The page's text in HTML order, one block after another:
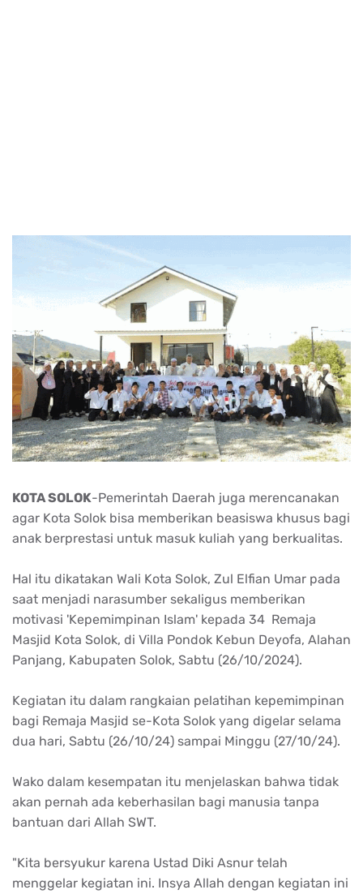
KOTA SOLOK-Pemerintah Daerah juga merencanakan
agar Kota Solok bisa memberikan beasiswa khusus bagi
anak berprestasi untuk masuk kuliah yang berkualitas.
Hal itu dikatakan Wali Kota Solok, Zul Elfian Umar pada
saat menjadi narasumber sekaligus memberikan
motivasi 'Kepemimpinan Islam' kepada 34 Remaja
Masjid Kota Solok, di Villa Pondok Kebun Deyofa, Alahan
Panjang, Kabupaten Solok, Sabtu (26/10/2024).
Kegiatan itu dalam rangkaian pelatihan kepemimpinan
bagi Remaja Masjid se-Kota Solok yang digelar selama
dua hari, Sabtu (26/10/24) sampai Minggu (27/10/24).
Wako dalam kesempatan itu menjelaskan bahwa tidak
akan pernah ada keberhasilan bagi manusia tanpa
bantuan dari Allah SWT.
"Kita bersyukur karena Ustad Diki Asnur telah
menggelar kegiatan ini. Insya Allah dengan kegiatan ini